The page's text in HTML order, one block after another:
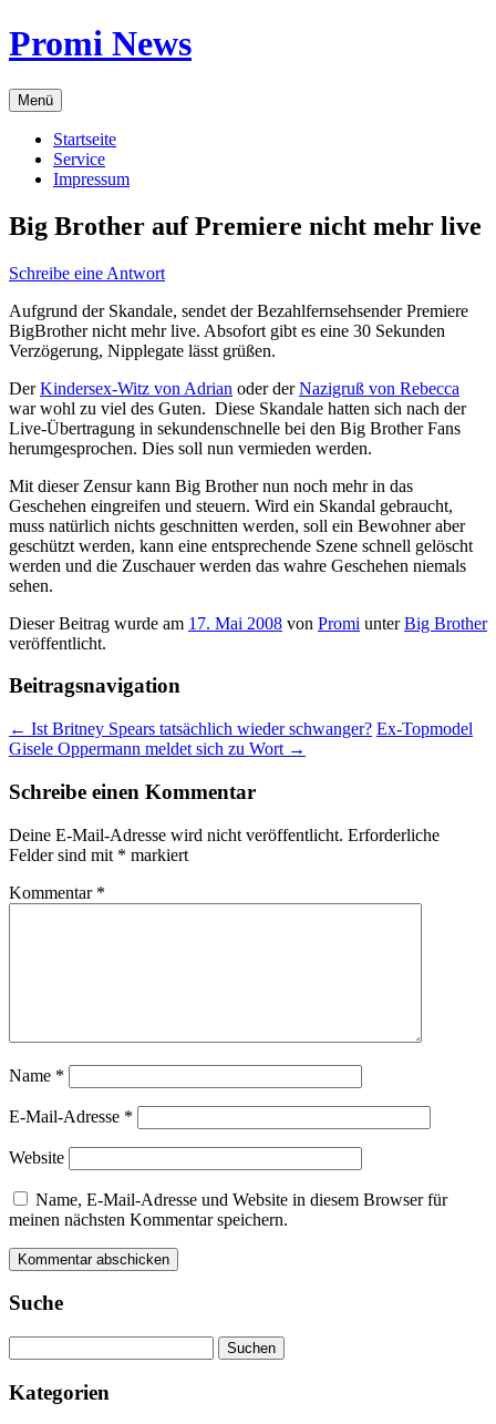
Zum
Inhalt
Promi News
Menü
Startseite
Service
Impressum
Big Brother auf Premiere nicht mehr live
Schreibe eine Antwort
Aufgrund der Skandale, sendet der Bezahlfernsehsender Premiere
BigBrother nicht mehr live. Absofort gibt es eine 30 Sekunden
Verzögerung, Nipplegate lässt grüßen.
DerKindersex-Witz von Adrian oder derNazigruß von Rebecca
war wohl zu viel des Guten. Diese Skandale hatten sich nach der
Live-Übertragung in sekundenschnelle bei den Big Brother Fans
herumgesprochen. Dies soll nun vermieden werden.
Mit dieser Zensur kann Big Brother nun noch mehr in das
Geschehen eingreifen und steuern. Wird ein Skandal gebraucht,
muss natürlich nichts geschnitten werden, soll ein Bewohner aber
geschützt werden, kann eine entsprechende Szene schnell gelöscht
werden und die Zuschauer werden das wahre Geschehen niemals
sehen.
Dieser Beitrag wurde am 17. Mai 2008 von Promi unterBig Brother
veröffentlicht.
Beitragsnavigation
← Ist Britney Spears tatsächlich wieder schwanger? Ex-Topmodel
Gisele Oppermann meldet sich zu Wort →
Schreibe einen Kommentar
Deine E-Mail-Adresse wird nicht veröffentlicht. Erforderliche
Felder sind mit * markiert
Kommentar *
Name *
E-Mail-Adresse *
Website
Name, E-Mail-Adresse und Website in diesem Browser für
meinen nächsten Kommentar speichern.
Suche
nach:
Kategorien